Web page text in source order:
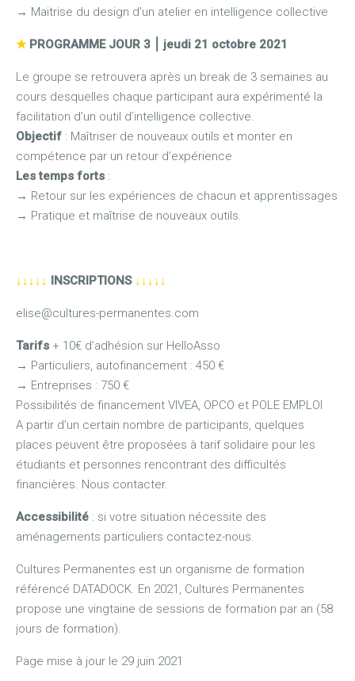
→ Maitrise du design d’un atelier en intelligence collective
★PROGRAMME JOUR 3 jeudi 21 octobre 2021
Le groupe se retrouvera après un break de 3 semaines au
cours desquelles chaque participant aura expérimenté la
facilitation d’un outil d’intelligence collective.
Objectif : Maîtriser de nouveaux outils et monter en
compétence par un retour d’expérience
Les temps forts :
→ Retour sur les expériences de chacun et apprentissages
→ Pratique et maîtrise de nouveaux outils.
↓↓↓↓↓ INSCRIPTIONS ↓↓↓↓↓
elise@cultures-permanentes.com
Tarifs + 10€ d’adhésion sur HelloAsso
→ Particuliers, autofinancement : 450 €
→ Entreprises : 750 €
Possibilités de financement VIVEA, OPCO et POLE EMPLOI
A partir d’un certain nombre de participants, quelques
places peuvent être proposées à tarif solidaire pour les
étudiants et personnes rencontrant des difficultés
financières. Nous contacter.
Accessibilité : si votre situation nécessite des
aménagements particuliers contactez-nous.
Cultures Permanentes est un organisme de formation
référencé DATADOCK. En 2021, Cultures Permanentes
propose une vingtaine de sessions de formation par an (58
jours de formation).
Page mise à jour le 29 juin 2021